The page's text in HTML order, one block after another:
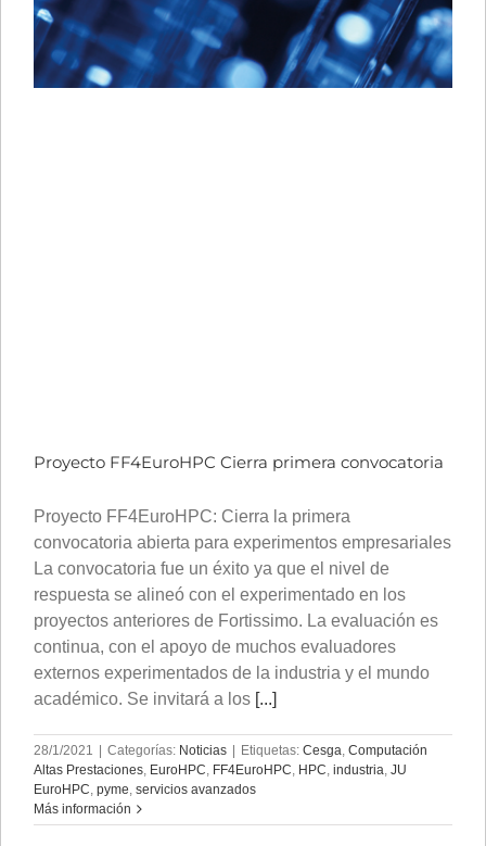
Proyecto FF4EuroHPC Cierra primera convocatoria
Proyecto FF4EuroHPC: Cierra la primera
convocatoria abierta para experimentos empresariales
La convocatoria fue un éxito ya que el nivel de
respuesta se alineó con el experimentado en los
proyectos anteriores de Fortissimo. La evaluación es
continua, con el apoyo de muchos evaluadores
externos experimentados de la industria y el mundo
académico. Se invitará a los [...]
28/1/2021 | Categorías: Noticias | Etiquetas: Cesga Computación
Altas Prestaciones EuroHPC FF4EuroHPC HPC industria JU
EuroHPC pyme servicios avanzados
Más información